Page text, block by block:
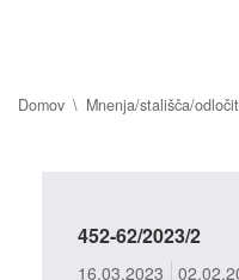
Domov Mnenja/stališča/
452-62/2023/2
16.03.2023